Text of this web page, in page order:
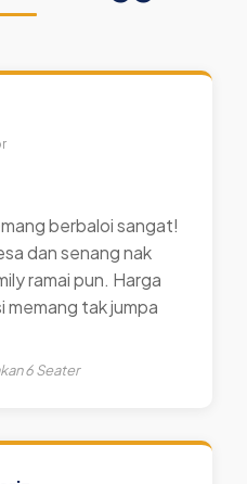
berbaloi sangat!
dan senang nak
ramai pun. Harga
memang tak jumpa
6 Seater